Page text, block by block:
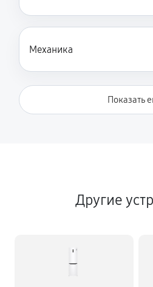
Механика
Показать
Другие